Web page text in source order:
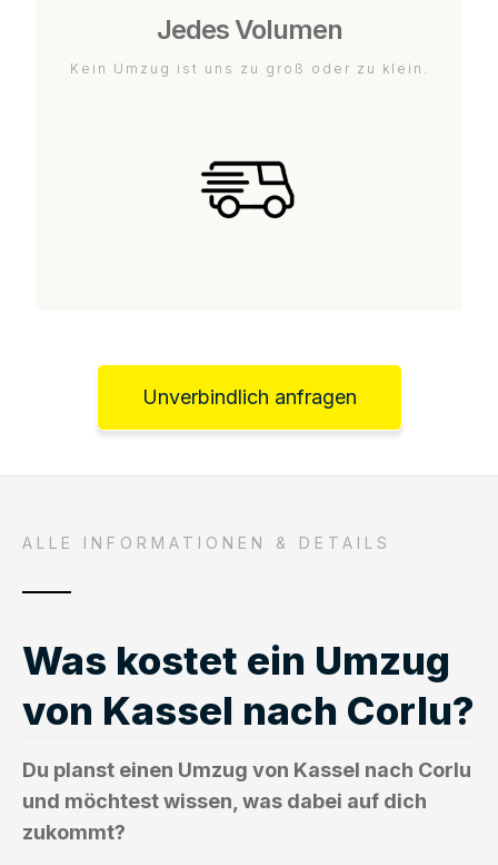
Jedes Volumen
Kein Umzug ist uns zu groß oder zu klein.
Unverbindlich anfragen
ALLE INFORMATIONEN & DETAILS
Was kostet ein Umzug
von Kassel nach Corlu?
Du planst einen Umzug von Kassel nach Corlu
und möchtest wissen, was dabei auf dich
zukommt?